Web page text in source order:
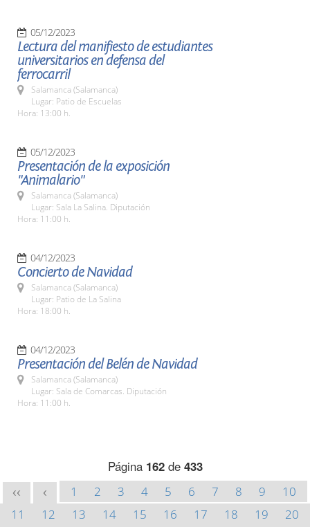
05/12/2023
Lectura del manifiesto de estudiantes
universitarios en defensa del
ferrocarril
Salamanca (Salamanca)
Lugar: Patio de Escuelas
Hora: 13:00 h.
05/12/2023
Presentación de la exposición
"Animalario"
Salamanca (Salamanca)
Lugar: Sala La Salina. Diputación
Hora: 11:00 h.
04/12/2023
Concierto de Navidad
Salamanca (Salamanca)
Lugar: Patio de La Salina
Hora: 18:00 h.
04/12/2023
Presentación del Belén de Navidad
Salamanca (Salamanca)
Lugar: Sala de Comarcas. Diputación
Hora: 11:00 h.
Página 162de 433
<< < 1 2 3 4 5 6 7 8 9
10
11
12 13 14 15 16 17 18 19
20